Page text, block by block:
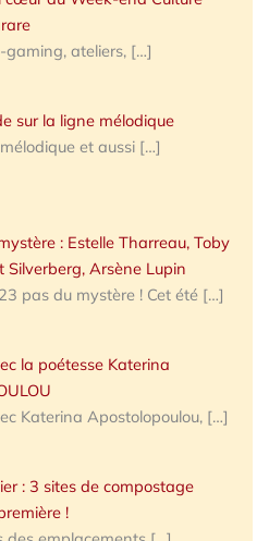
gaming, ateliers, […]
sur la ligne mélodique
et aussi […]
: Estelle Tharreau, Toby
Silverberg, Arsène Lupin
pas du mystère ! Cet été […]
la poétesse Katerina
Katerina Apostolopoulou, […]
: 3 sites de compostage
!